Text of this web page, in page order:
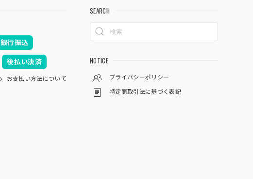
銀行振込
後払い決済
お支払い方法について
SEARCH
NOTICE
プライバシーポリシー
特定商取引法に基づく表記